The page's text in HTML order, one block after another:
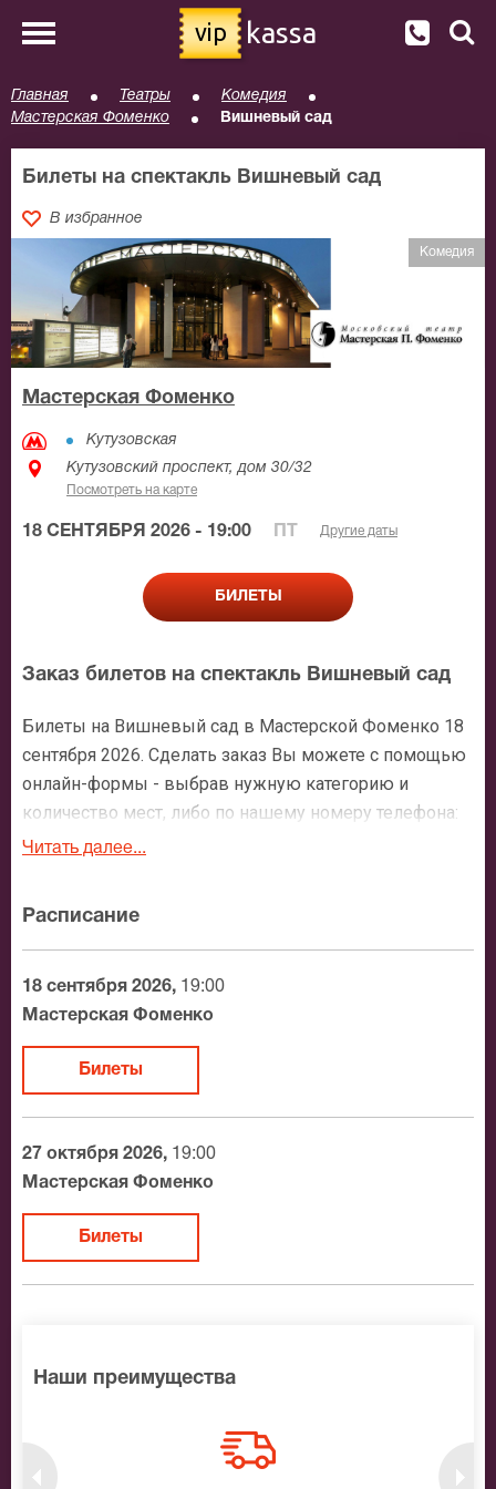
vip kassa
Главная Театры
Комедия
Мастерская Фоменко
Вишневый сад
Билеты на спектакль Вишневый сад
В избранное
Комедия
Мастерская Фоменко
Кутузовская
Кутузовский проспект, дом 30/32
Посмотреть на карте
18 СЕНТЯБРЯ 2026 - 19:00 Другие даты
БИЛЕТЫ
Заказ билетов на спектакль Вишневый сад
Билеты на Вишневый сад в Мастерской Фоменко 18
сентября 2026. Сделать заказ Вы можете с помощью
онлайн-формы - выбрав нужную категорию и
количество мест, либо по нашему номеру телефона:
+7 (495) 921-35-00. После оформления заявки с Вами
мест в зрительном зале, о том как заказать билет и
утвердит адрес доставки.
Официальные билеты на Вишневый сад
После бронирования билетов, ожидайте доставку по
доставка билетов осуществляется в пределах МКАД
возле метро или в пешей доступности. Оплатить
заказ Вы можете с помощью:
Банковской картой
Наличными
Связной
На нашем сайте всегда большой выбор билетов в
Читать далее...
Расписание
18 сентября 2026, 19:00
Мастерская Фоменко
Билеты
27 октября 2026, 19:00
Мастерская Фоменко
Билеты
Наши преимущества